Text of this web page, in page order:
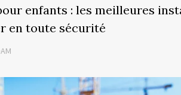
enfants : les meilleures
en toute sécurité